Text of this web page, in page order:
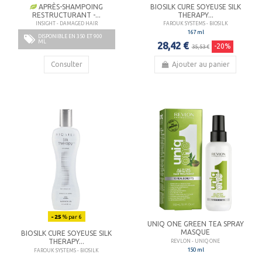
APRÈS-SHAMPOING
RESTRUCTURANT -...
INSIGHT - DAMAGED HAIR
DISPONIBLE EN 350 ET 900
ML
Consulter
BIOSILK CURE SOYEUSE SILK
THERAPY...
FAROUK SYSTEMS - BIOSILK
167 ml
28,42 € 35,53 € -20%
Ajouter au panier
- 25% par 6
BIOSILK CURE SOYEUSE SILK
THERAPY...
FAROUK SYSTEMS - BIOSILK
UNIQ ONE GREEN TEA SPRAY
MASQUE
REVLON - UNIQ ONE
150 ml